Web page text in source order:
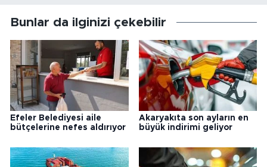
Bunlar da ilginizi çekebilir
Efeler Belediyesi aile
bütçelerine nefes aldırıyor
Akaryakıta son ayların en
büyük indirimi geliyor